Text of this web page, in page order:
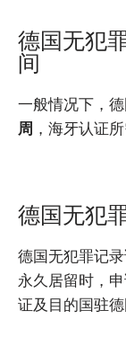
德国无犯
间
一般情况下，
周 ，海牙认证
德国无犯
德国无犯罪记
永久居留时，
证及目的国驻德